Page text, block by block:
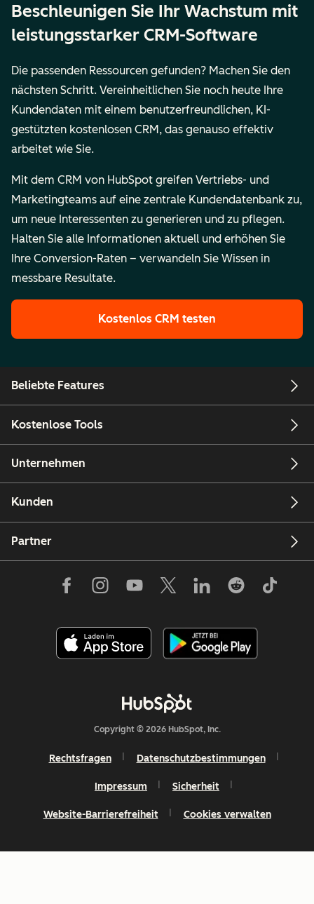
Beschleunigen Sie Ihr Wachstum mit
leistungsstarker CRM-Software
Die passenden Ressourcen gefunden? Machen Sie den
nächsten Schritt. Vereinheitlichen Sie noch heute Ihre
Kundendaten mit einem benutzerfreundlichen, KI-
gestützten kostenlosen CRM, das genauso effektiv
arbeitet wie Sie.
Mit dem CRM von HubSpot greifen Vertriebs- und
Marketingteams auf eine zentrale Kundendatenbank zu,
um neue Interessenten zu generieren und zu pflegen.
Halten Sie alle Informationen aktuell und erhöhen Sie
Ihre Conversion-Raten – verwandeln Sie Wissen in
messbare Resultate.
Kostenlos CRM testen
Beliebte Features
Kostenlose Tools
Unternehmen
Kunden
Partner
Copyright © 2026 HubSpot, Inc.
Rechtsfragen Datenschutzbestimmungen
Impressum Sicherheit
Website-Barrierefreiheit Cookies verwalten